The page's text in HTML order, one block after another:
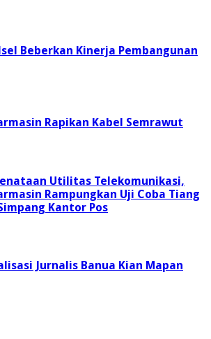
Beberkan Kinerja Pembangunan
Rapikan Kabel Semrawut
Utilitas Telekomunikasi,
Rampungkan Uji Coba Tiang
Kantor Pos
Jurnalis Banua Kian Mapan